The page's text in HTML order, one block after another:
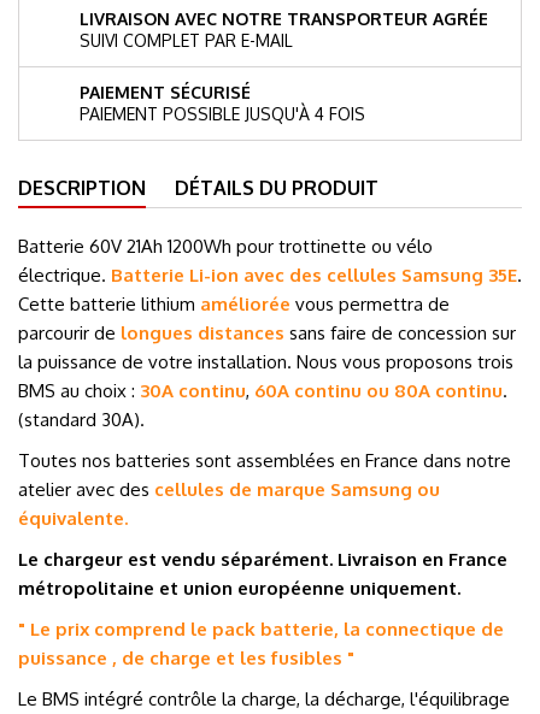
LIVRAISON AVEC NOTRE TRANSPORTEUR AGRÉE
SUIVI COMPLET PAR E-MAIL
PAIEMENT SÉCURISÉ
PAIEMENT POSSIBLE JUSQU'À 4 FOIS
DESCRIPTION DÉTAILS DU PRODUIT
Batterie 60V 21Ah 1200Wh pour trottinette ou vélo
électrique. Batterie Li-ion avec des cellules Samsung 35E.
Cette batterie lithium améliorée vous permettra de
parcourir de longues distances sans faire de concession sur
la puissance de votre installation. Nous vous proposons trois
BMS au choix : 30A continu, 60A continu ou 80A continu.
(standard 30A).
Toutes nos batteries sont assemblées en France dans notre
atelier avec des cellules de marque Samsung ou
équivalente.
Le chargeur est vendu séparément. Livraison en France
métropolitaine et union européenne uniquement.
" Le prix comprend le pack batterie, la connectique de
puissance , de charge et les fusibles "
Le BMS intégré contrôle la charge, la décharge, l'équilibrage